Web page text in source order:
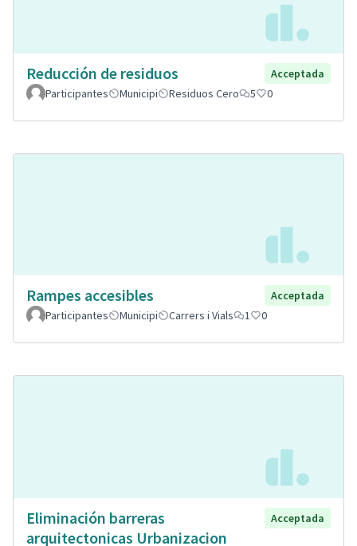
Reducción de residuos
Acceptada
Participantes
Municipi Residuos Cero 5 0
Rampes accesibles
Acceptada
Participantes
Municipi Carrers i Vials 1 0
Eliminación barreras
arquitectonicas Urbanizacion
Acceptada